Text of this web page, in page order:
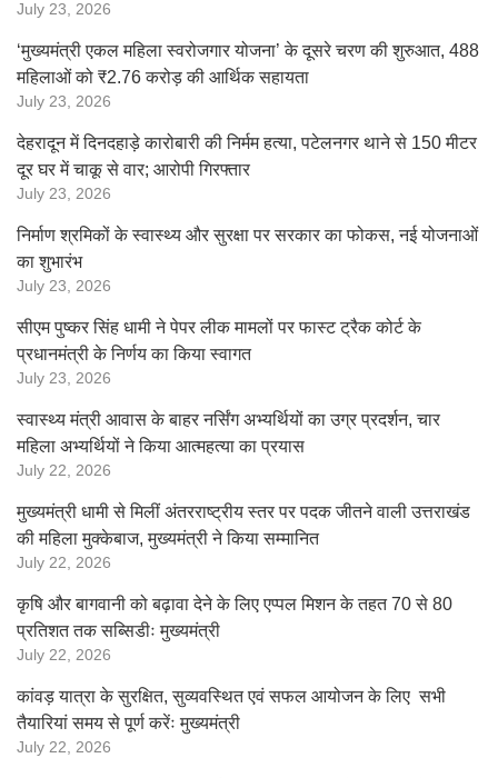
July 23, 2026
‘मुख्यमंत्री एकल महिला स्वरोजगार योजना’ के दूसरे चरण की शुरुआत, 488
महिलाओं को ₹2.76 करोड़ की आर्थिक सहायता
July 23, 2026
देहरादून में दिनदहाड़े कारोबारी की निर्मम हत्या, पटेलनगर थाने से 150 मीटर
दूर घर में चाकू से वार; आरोपी गिरफ्तार
July 23, 2026
निर्माण श्रमिकों के स्वास्थ्य और सुरक्षा पर सरकार का फोकस, नई योजनाओं
का शुभारंभ
July 23, 2026
सीएम पुष्कर सिंह धामी ने पेपर लीक मामलों पर फास्ट ट्रैक कोर्ट के
प्रधानमंत्री के निर्णय का किया स्वागत
July 23, 2026
स्वास्थ्य मंत्री आवास के बाहर नर्सिंग अभ्यर्थियों का उग्र प्रदर्शन, चार
महिला अभ्यर्थियों ने किया आत्महत्या का प्रयास
July 22, 2026
मुख्यमंत्री धामी से मिलीं अंतरराष्ट्रीय स्तर पर पदक जीतने वाली उत्तराखंड
की महिला मुक्केबाज, मुख्यमंत्री ने किया सम्मानित
July 22, 2026
कृषि और बागवानी को बढ़ावा देने के लिए एप्पल मिशन के तहत 70 से 80
प्रतिशत तक सब्सिडीः मुख्यमंत्री
July 22, 2026
कांवड़ यात्रा के सुरक्षित, सुव्यवस्थित एवं सफल आयोजन के लिए सभी
तैयारियां समय से पूर्ण करेंः मुख्यमंत्री
July 22, 2026